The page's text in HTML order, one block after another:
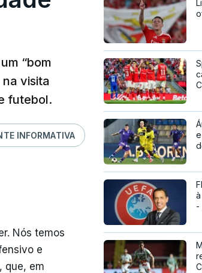
“bom
visita
futebol.
INFORMATIVA
Nós temos
e
que, em
-